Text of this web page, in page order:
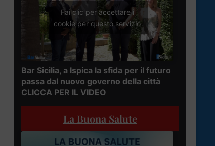
Fai clic per accettare i
cookie per questo servizio
Bar Sicilia, a Ispica la sfida per il futuro
passa dal nuovo governo della città
CLICCA PER IL VIDEO
La Buona Salute